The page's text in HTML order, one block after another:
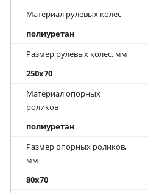
Материал рулевых колес
полиуретан
Размер рулевых колес, мм
250x70
Материал опорных
роликов
полиуретан
Размер опорных роликов,
мм
80x70